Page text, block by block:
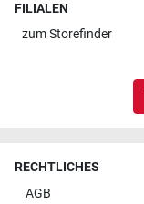
FILIALEN
zumStorefinder
RECHTLICHES
AGB